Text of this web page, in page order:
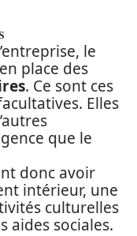
le
place des
. Ce sont ces
Elles
que le
donc avoir
intérieur, une
culturelles
aides sociales.